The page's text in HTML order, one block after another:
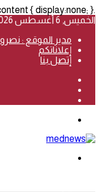
.stream-item-widget-content { display:none; }
الخميس, 6 أغسطس 2026
مدير الموقع :
إعلاناتكم
إتصل بنا